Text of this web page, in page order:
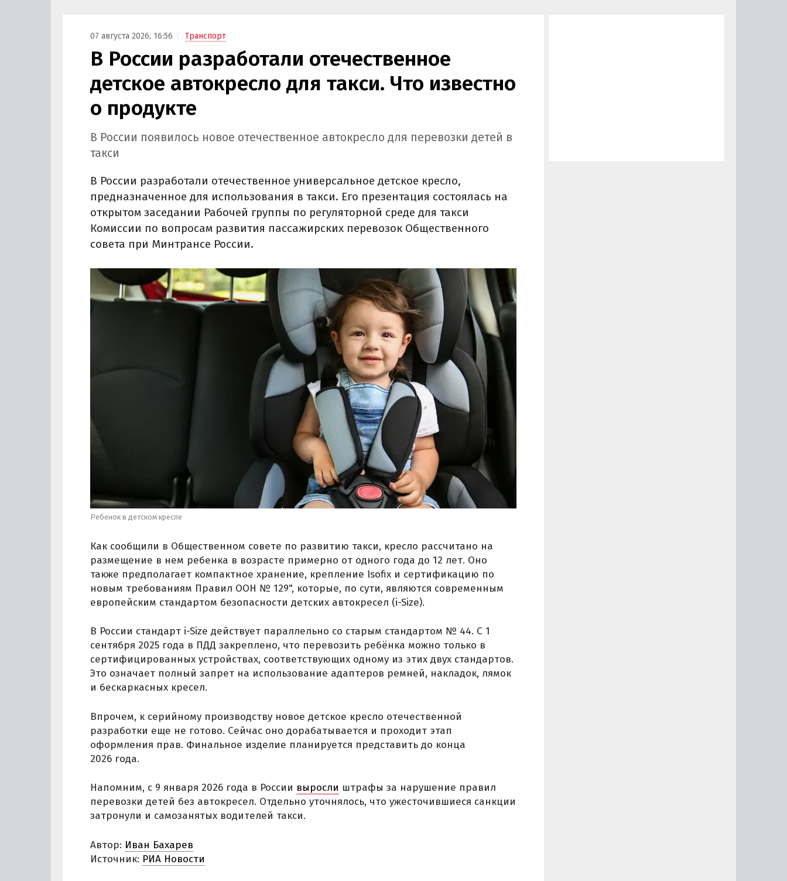
07 августа 2026, 16:56 Транспорт
В России разработали отечественное
детское автокресло для такси. Что известно
о продукте
В России появилось новое отечественное автокресло для перевозки детей в
такси
В России разработали отечественное универсальное детское кресло,
предназначенное для использования в такси. Его презентация состоялась на
открытом заседании Рабочей группы по регуляторной среде для такси
Комиссии по вопросам развития пассажирских перевозок Общественного
совета при Минтрансе России.
Ребенок в детском кресле
Как сообщили в Общественном совете по развитию такси, кресло рассчитано на
размещение в нем ребенка в возрасте примерно от одного года до 12 лет. Оно
также предполагает компактное хранение, крепление Isofix и сертификацию по
новым требованиям Правил ООН № 129", которые, по сути, являются современным
европейским стандартом безопасности детских автокресел (i-Size).
В России стандарт i-Size действует параллельно со старым стандартом № 44. С 1
сентября 2025 года в ПДД закреплено, что перевозить ребёнка можно только в
сертифицированных устройствах, соответствующих одному из этих двух стандартов.
Это означает полный запрет на использование адаптеров ремней, накладок, лямок
и бескаркасных кресел.
Впрочем, к серийному производству новое детское кресло отечественной
разработки еще не готово. Сейчас оно дорабатывается и проходит этап
оформления прав. Финальное изделие планируется представить до конца
2026 года.
Напомним, с 9 января 2026 года в России выросли штрафы за нарушение правил
перевозки детей без автокресел. Отдельно уточнялось, что ужесточившиеся санкции
затронули и самозанятых водителей такси.
Автор: Иван Бахарев
Источник: РИА Новости